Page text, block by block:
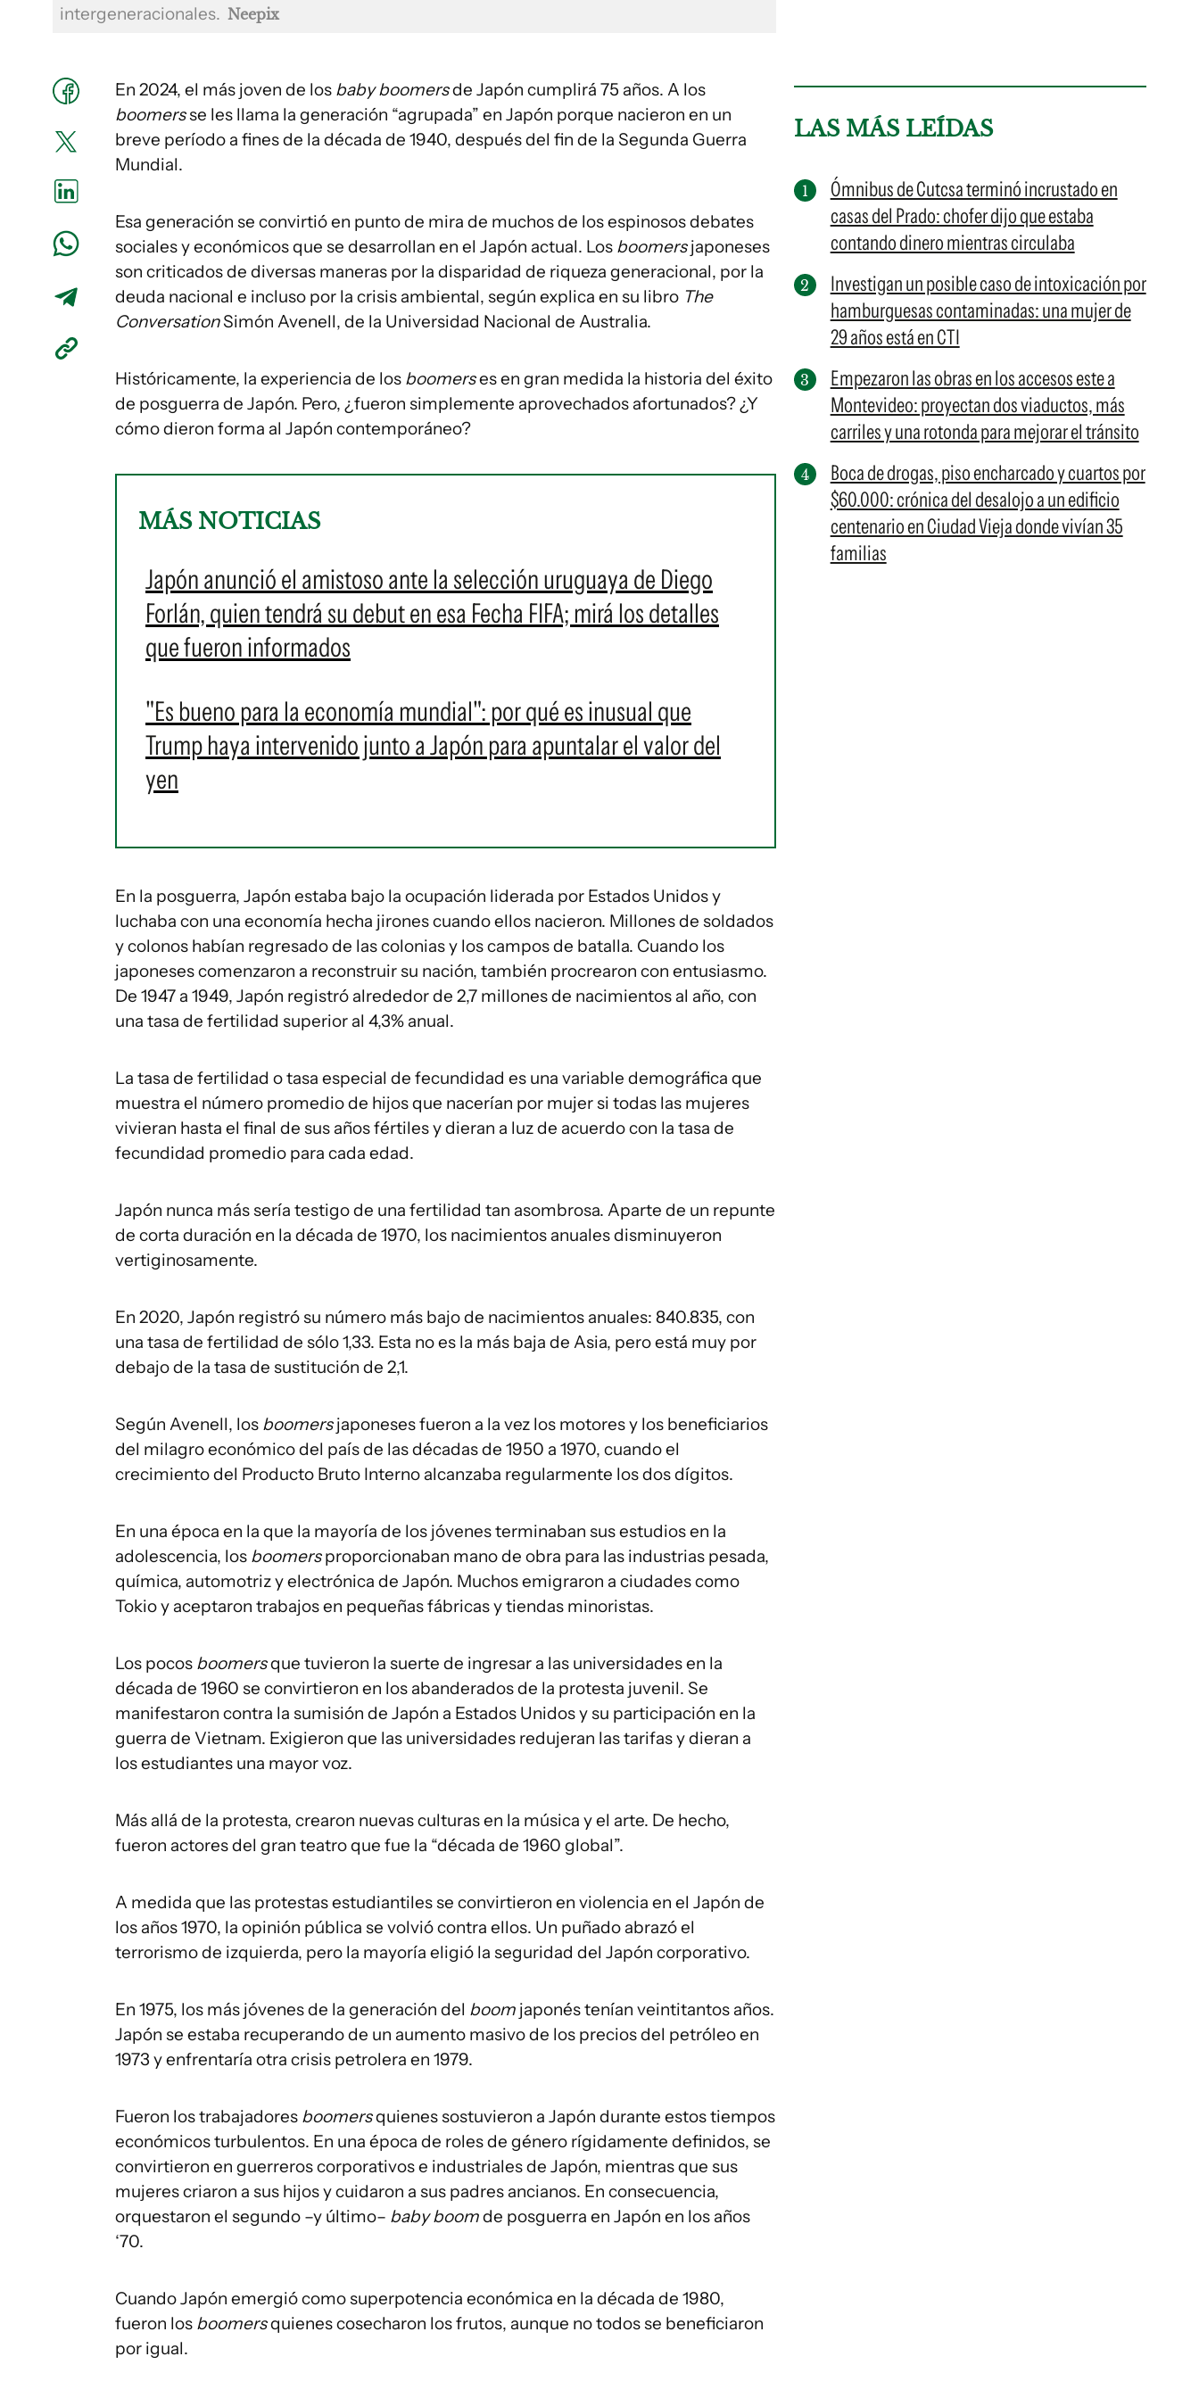
intergeneracionales. Neepix
En 2024, el más joven de los baby boomersde Japón cumplirá 75 años. A los
boomersse les llama la generación “agrupada” en Japón porque nacieron en un
breve período a fines de la década de 1940, después del fin de la Segunda Guerra
Mundial.
Esa generación se convirtió en punto de mira de muchos de los espinosos debates
sociales y económicos que se desarrollan en el Japón actual. Los boomersjaponeses
son criticados de diversas maneras por la disparidad de riqueza generacional, por la
deuda nacional e incluso por la crisis ambiental, según explica en su libro The
ConversationSimón Avenell, de la Universidad Nacional de Australia.
Históricamente, la experiencia de los boomerses en gran medida la historia del éxito
de posguerra de Japón. Pero, ¿fueron simplemente aprovechados afortunados? ¿Y
cómo dieron forma al Japón contemporáneo?
MÁS NOTICIAS
Japón anunció el amistoso ante la selección uruguaya de Diego
Forlán, quien tendrá su debut en esa Fecha FIFA; mirá los detalles
que fueron informados
"Es bueno para la economía mundial": por qué es inusual que
Trump haya intervenido junto a Japón para apuntalar el valor del
yen
En la posguerra, Japón estaba bajo la ocupación liderada por Estados Unidos y
luchaba con una economía hecha jirones cuando ellos nacieron. Millones de soldados
y colonos habían regresado de las colonias y los campos de batalla. Cuando los
japoneses comenzaron a reconstruir su nación, también procrearon con entusiasmo.
De 1947 a 1949, Japón registró alrededor de 2,7 millones de nacimientos al año, con
una tasa de fertilidad superior al 4,3% anual.
La tasa de fertilidad o tasa especial de fecundidad es una variable demográfica que
muestra el número promedio de hijos que nacerían por mujer si todas las mujeres
vivieran hasta el final de sus años fértiles y dieran a luz de acuerdo con la tasa de
fecundidad promedio para cada edad.
Japón nunca más sería testigo de una fertilidad tan asombrosa. Aparte de un repunte
de corta duración en la década de 1970, los nacimientos anuales disminuyeron
vertiginosamente.
En 2020, Japón registró su número más bajo de nacimientos anuales: 840.835, con
una tasa de fertilidad de sólo 1,33. Esta no es la más baja de Asia, pero está muy por
debajo de la tasa de sustitución de 2,1.
Según Avenell, los boomersjaponeses fueron a la vez los motores y los beneficiarios
del milagro económico del país de las décadas de 1950 a 1970, cuando el
crecimiento del Producto Bruto Interno alcanzaba regularmente los dos dígitos.
En una época en la que la mayoría de los jóvenes terminaban sus estudios en la
adolescencia, los boomersproporcionaban mano de obra para las industrias pesada,
química, automotriz y electrónica de Japón. Muchos emigraron a ciudades como
Tokio y aceptaron trabajos en pequeñas fábricas y tiendas minoristas.
Los pocos boomersque tuvieron la suerte de ingresar a las universidades en la
década de 1960 se convirtieron en los abanderados de la protesta juvenil. Se
manifestaron contra la sumisión de Japón a Estados Unidos y su participación en la
guerra de Vietnam. Exigieron que las universidades redujeran las tarifas y dieran a
los estudiantes una mayor voz.
Más allá de la protesta, crearon nuevas culturas en la música y el arte. De hecho,
fueron actores del gran teatro que fue la “década de 1960 global”.
A medida que las protestas estudiantiles se convirtieron en violencia en el Japón de
los años 1970, la opinión pública se volvió contra ellos. Un puñado abrazó el
terrorismo de izquierda, pero la mayoría eligió la seguridad del Japón corporativo.
En 1975, los más jóvenes de la generación del boom japonés tenían veintitantos años.
Japón se estaba recuperando de un aumento masivo de los precios del petróleo en
1973 y enfrentaría otra crisis petrolera en 1979.
Fueron los trabajadores boomersquienes sostuvieron a Japón durante estos tiempos
económicos turbulentos. En una época de roles de género rígidamente definidos, se
convirtieron en guerreros corporativos e industriales de Japón, mientras que sus
mujeres criaron a sus hijos y cuidaron a sus padres ancianos. En consecuencia,
orquestaron el segundo –y último– baby boomde posguerra en Japón en los años
‘70.
Cuando Japón emergió como superpotencia económica en la década de 1980,
fueron los boomersquienes cosecharon los frutos, aunque no todos se beneficiaron
por igual.
LAS MÁS LEÍDAS
Ómnibus de Cutcsa terminó incrustado en
casas del Prado: chofer dijo que estaba
contando dinero mientras circulaba
Investigan un posible caso de intoxicación por
hamburguesas contaminadas: una mujer de
29 años está en CTI
Empezaron las obras en los accesos este a
Montevideo: proyectan dos viaductos, más
carriles y una rotonda para mejorar el tránsito
Boca de drogas, piso encharcado y cuartos por
$60.000: crónica del desalojo a un edificio
centenario en Ciudad Vieja donde vivían 35
familias